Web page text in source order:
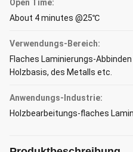
Open Time:
About 4 minutes @25℃
Verwendungs-Bereich:
Flaches Laminierungs-
Holzbasis, des Metalls etc.
Anwendungs-Industrie:
Holzbearbeitungs-flaches